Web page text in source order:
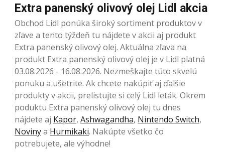
Extra panenský olivový olej Lidl akcia
Obchod Lidl ponúka široký sortiment produktov v
zľave a tento týždeň tu nájdete v akcii aj produkt
Extra panenský olivový olej. Aktuálna zľava na
produkt Extra panenský olivový olej je v Lidl platná
03.08.2026 - 16.08.2026. Nezmeškajte túto skvelú
ponuku a ušetrite. Ak chcete nakúpiť aj ďalšie
produkty v akcii, prelistujte si celý Lidl leták. Okrem
poduktu Extra panenský olivový olej tu dnes
nájdete aj Kapor, Ashwagandha, Nintendo Switch,
Novinya Hurmikaki. Nakúpte všetko čo
potrebujete, ale výhodne!